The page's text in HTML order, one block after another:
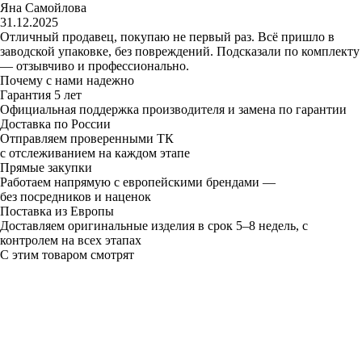
Яна Самойлова
31.12.2025
Отличный продавец, покупаю не первый раз. Всё пришло в
заводской упаковке, без повреждений. Подсказали по комплекту
— отзывчиво и профессионально.
Почему с нами надежно
Гарантия 5 лет
Официальная поддержка производителя и замена по гарантии
Доставка по России
Отправляем проверенными ТК
с отслеживанием на каждом этапе
Прямые закупки
Работаем напрямую с европейскими брендами —
без посредников и наценок
Поставка из Европы
Доставляем оригинальные изделия в срок 5–8 недель, с
контролем на всех этапах
С этим товаром смотрят